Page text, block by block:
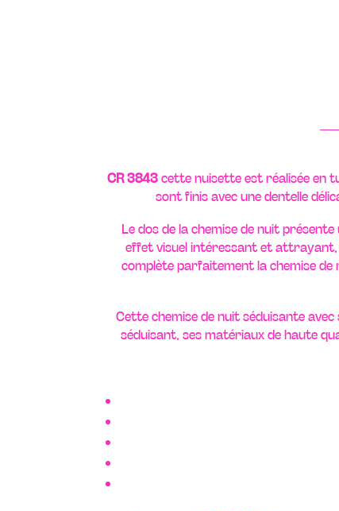
CR 3843cette nuisette est réalisée en
sont finis avec une dentelle
Le dos de la chemise de nuit
effet visuel intéressant et attrayant,
complète parfaitement la chemise
Cette chemise de nuit séduisante
séduisant, ses matériaux de haute